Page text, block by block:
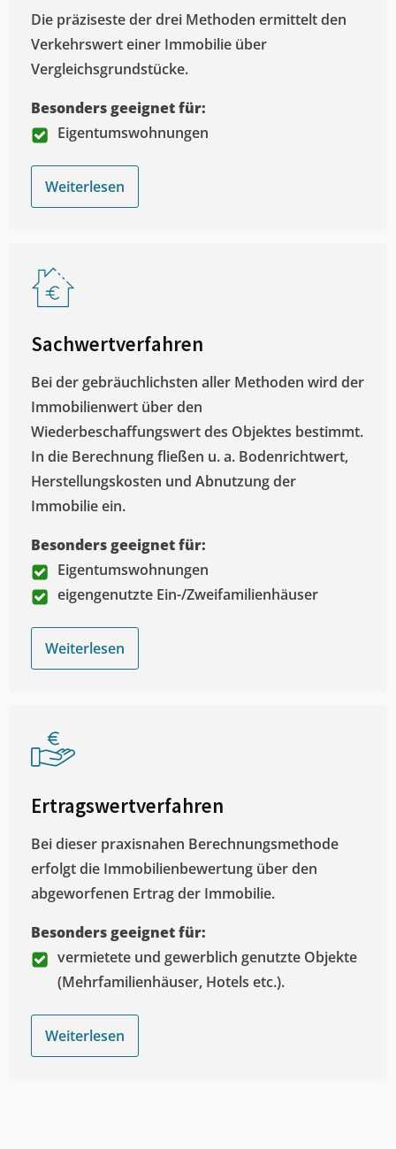
Die präziseste der drei Methoden ermittelt den
Verkehrswert einer Immobilie über
Vergleichsgrundstücke.
Besonders geeignet für:
Eigentumswohnungen
Weiterlesen
Sachwertverfahren
Bei der gebräuchlichsten aller Methoden wird der
Immobilienwert über den
Wiederbeschaffungswert des Objektes bestimmt.
In die Berechnung fließen u. a. Bodenrichtwert,
Herstellungskosten und Abnutzung der
Immobilie ein.
Besonders geeignet für:
Eigentumswohnungen
eigengenutzte Ein-/Zweifamilienhäuser
Weiterlesen
Ertragswertverfahren
Bei dieser praxisnahen Berechnungsmethode
erfolgt die Immobilienbewertung über den
abgeworfenen Ertrag der Immobilie.
Besonders geeignet für:
vermietete und gewerblich genutzte Objekte
(Mehrfamilienhäuser, Hotels etc.).
Weiterlesen